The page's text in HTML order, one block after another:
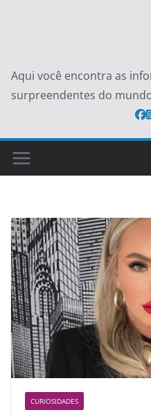
Aqui você encontra as
surpreendentes do
CURIOSIDADES